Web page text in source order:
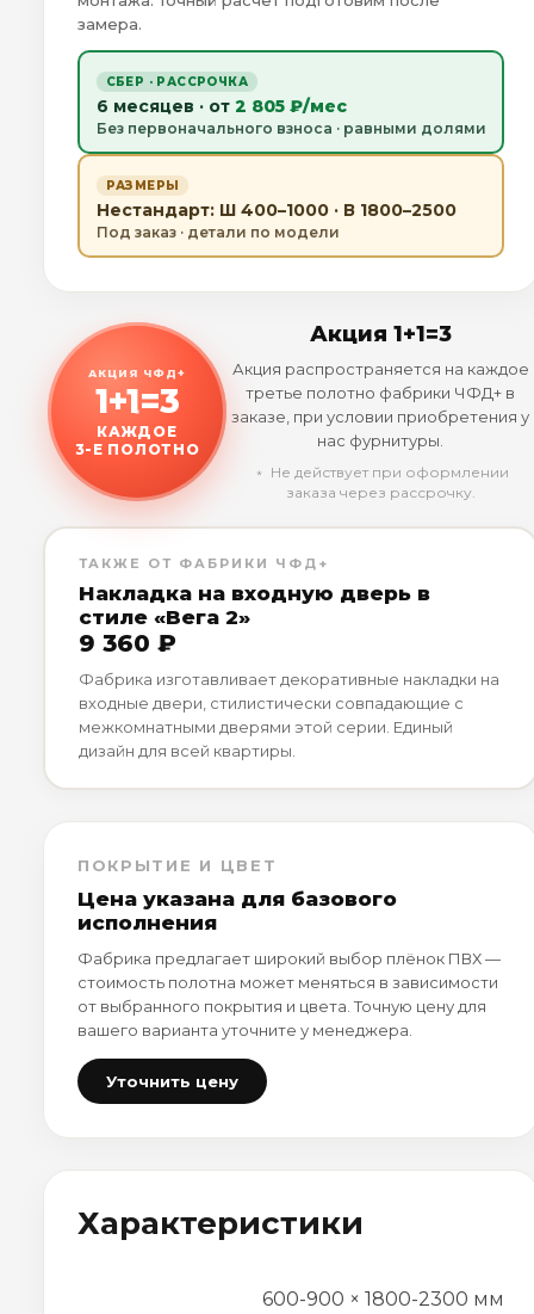
замера.
СБЕР · РАССРОЧКА
6 месяцев · от 2 805 ₽/мес
Без первоначального взноса · равными долями
РАЗМЕРЫ
Нестандарт: Ш 400–1000 · В 1800–2500
Под заказ · детали по модели
АКЦИЯ ЧФД+
1+1=3
КАЖДОЕ
3-Е ПОЛОТНО
Акция 1+1=3
Акция распространяется на каждое
третье полотно фабрики ЧФД+ в
заказе, при условии приобретения у
нас фурнитуры.
﹡ Не действует при оформлении
заказа через рассрочку.
ТАКЖЕ ОТ ФАБРИКИ ЧФД+
Накладка на входную дверь в
стиле «Вега 2»
9 360 ₽
Фабрика изготавливает декоративные накладки на
входные двери, стилистически совпадающие с
межкомнатными дверями этой серии. Единый
дизайн для всей квартиры.
ПОКРЫТИЕ И ЦВЕТ
Цена указана для базового
исполнения
Фабрика предлагает широкий выбор плёнок ПВХ —
стоимость полотна может меняться в зависимости
от выбранного покрытия и цвета. Точную цену для
вашего варианта уточните у менеджера.
Уточнить цену
Характеристики
600-900 × 1800-2300 мм